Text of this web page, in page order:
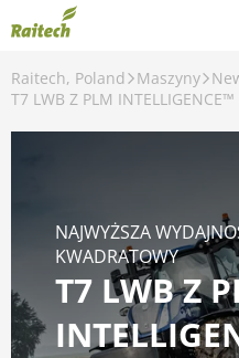
Raitech, Poland Maszyny
T7 LWB Z PLM INTELLIGENCE™
NAJWYŻSZA
KWADRATOWY
T7 LWB Z
Maszyny
Serwis
Rolnictwo precyzyjne
Finansowanie